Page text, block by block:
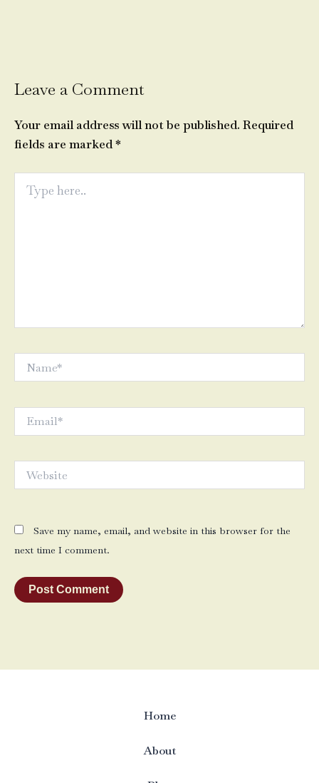
Leave a Comment
Your email address will not be published. Required
fields are marked*
here..
Save my name, email, and website in this browser for the
next time I comment.
Home
About